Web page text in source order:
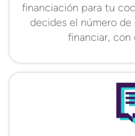
financiación para tu
decides el número
financiar, con